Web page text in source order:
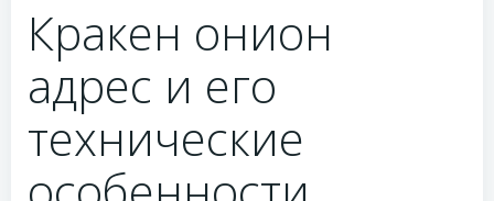
Кракен онион
адрес и его
технические